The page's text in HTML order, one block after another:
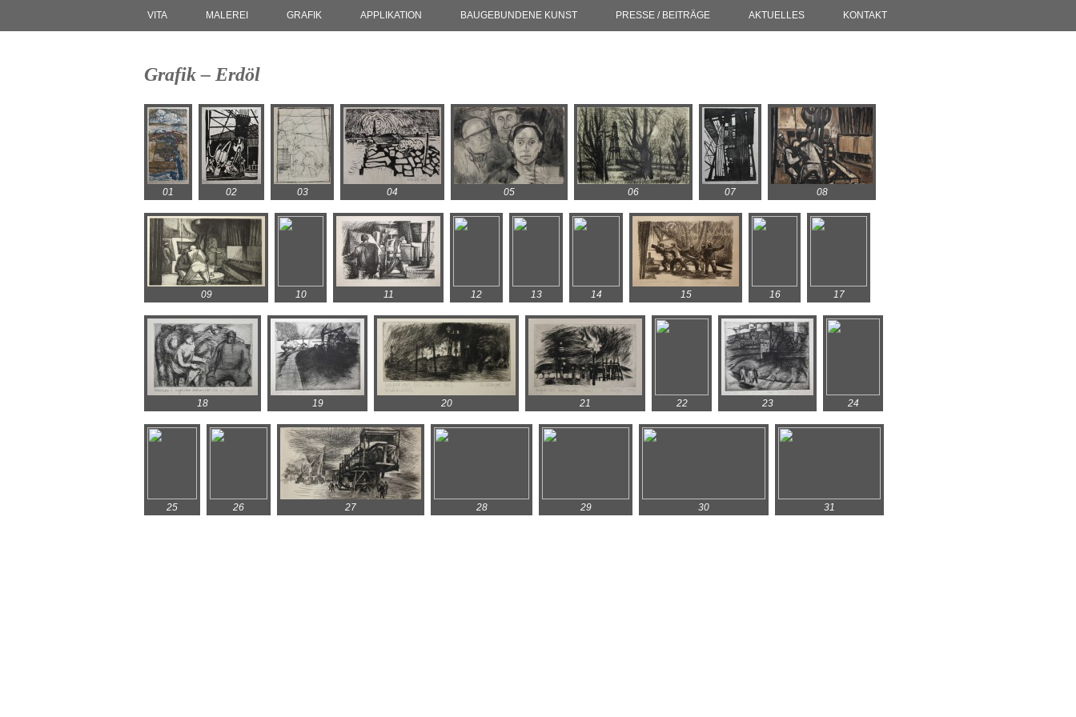
VITA MALEREI GRAFIK APPLIKATION BAUGEBUNDENE KUNST PRESSE / BEITRÄGE AKTUELLES KONTAKT
Grafik – Erdöl
01 02 03 04 05 06 07 08
09 10 11 12 13 14 15 16 17
18 19 20 21 22 23 24
25 26 27 28 29 30 31